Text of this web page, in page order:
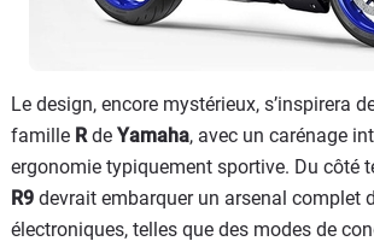
Le design, encore mystérieux, s’inspirera
famille R de Yamaha, avec un carénage
ergonomie typiquement sportive. Du côté
R9 devrait embarquer un arsenal complet
électroniques, telles que des modes de